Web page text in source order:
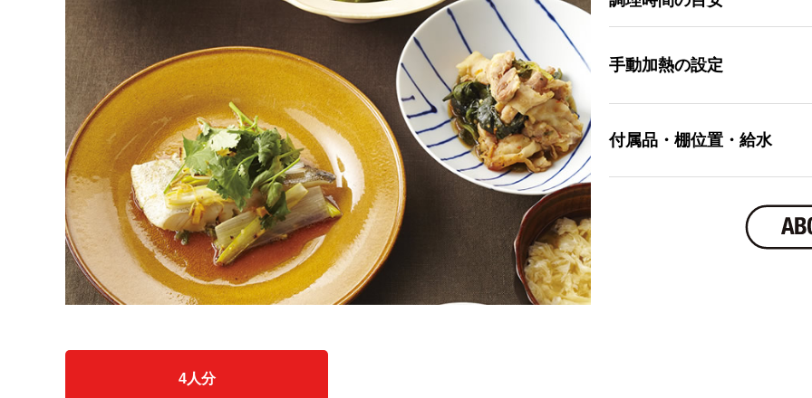
手動加熱の設定
付属品・棚位置・給水
4人分